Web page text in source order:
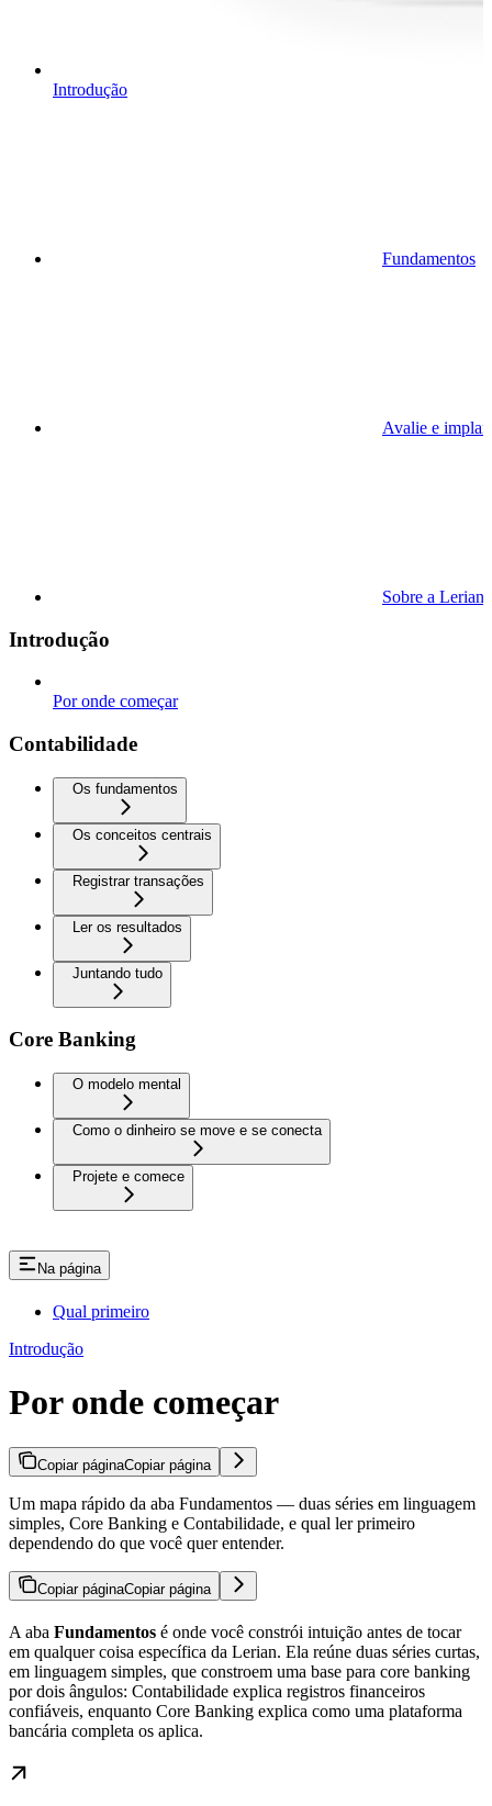
Introdução
Fundamentos
Avalie e
Sobre a Lerian
Introdução
Por onde começar
Contabilidade
Os fundamentos
Os conceitos centrais
Registrar transações
Ler os resultados
Juntando tudo
Core Banking
O modelo mental
Como o dinheiro se move e se conecta
Projete e comece
Na página
Qual primeiro
Introdução
Por onde começar
Copiar páginaCopiar página
Um mapa rápido da aba Fundamentos — duas séries em linguagem
simples, Core Banking e Contabilidade, e qual ler primeiro
dependendo do que você quer entender.
Copiar páginaCopiar página
A aba Fundamentos é onde você constrói intuição antes de tocar
em qualquer coisa específica da Lerian. Ela reúne duas séries curtas,
em linguagem simples, que constroem uma base para core banking
por dois ângulos: Contabilidade explica registros financeiros
confiáveis, enquanto Core Banking explica como uma plataforma
bancária completa os aplica.